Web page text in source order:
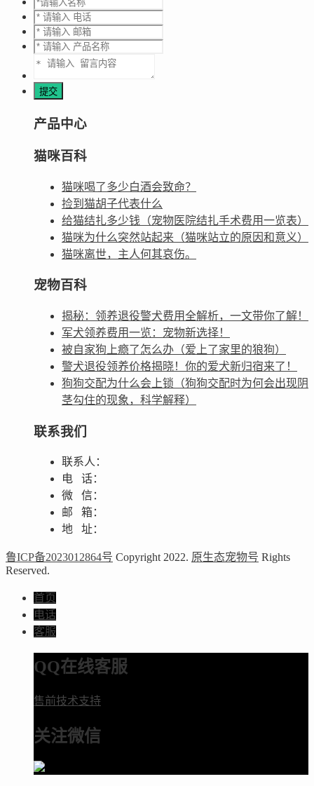
产品中心
猫咪百科
猫咪喝了多少白酒会致命？
捡到猫胡子代表什么
给猫结扎多少钱（宠物医院结扎手术费用一览表）
猫咪为什么突然站起来（猫咪站立的原因和意义）
猫咪离世，主人何其哀伤。
宠物百科
揭秘：领养退役警犬费用全解析，一文带你了解！
军犬领养费用一览：宠物新选择！
被自家狗上瘾了怎么办（爱上了家里的狼狗）
警犬退役领养价格揭晓！你的爱犬新归宿来了！
狗狗交配为什么会上锁（狗狗交配时为何会出现阴
茎勾住的现象，科学解释）
联系我们
联系人：
电 话：
微 信：
邮 箱：
地 址：
鲁ICP备2023012864号 Copyright 2022. 原生态宠物号 Rights
Reserved.
首页
电话
客服
QQ在线客服
售前技术支持
关注微信